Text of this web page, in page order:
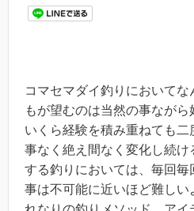
コマセマダイ釣りにおいて
もが望むのは当然の事ながら
いくら経験を積み重ねても
事なく絶え間なく変化し続
する釣りにおいては、毎回毎
事は不可能に近いほど難し